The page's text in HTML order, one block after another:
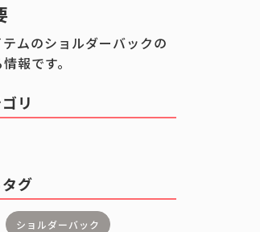
ムのショルダーバックの
報です。
リ
グ
ショルダーバック